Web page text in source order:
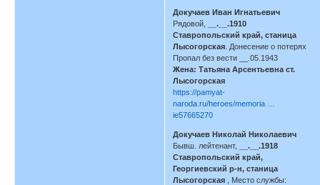
Докучаев Иван Игнатьевич
Рядовой,
__.__.1910
Ставропольский край, станица
Лысогорская . Донесение о потерях
Пропал без вести __.05.1943
Жена: Татьяна Арсентьевна ст.
Лысогорская
https://pamyat-
naroda.ru/heroes/memoria …
ie57665270
Докучаев Николай Николаевич
Бывш. лейтенант,
__.__.1918
Ставропольский край,
Георгиевский р-н, станица
Лысогорская , Место службы: